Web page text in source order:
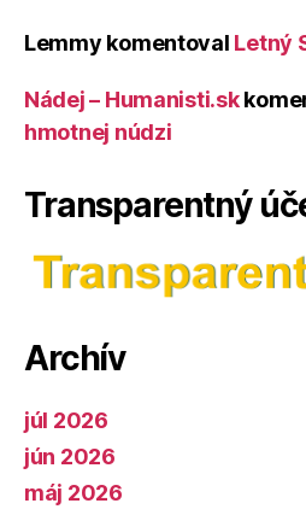
Lemmy komentoval Letný
Nádej – Humanisti.sk
hmotnej núdzi
Transparentný
Archív
júl 2026
jún 2026
máj 2026